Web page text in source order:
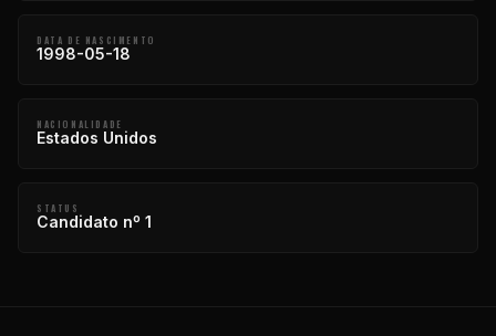
DATA DE NASCIMENTO
1998-05-18
NACIONALIDADE
Estados Unidos
STATUS
Candidato nº 1